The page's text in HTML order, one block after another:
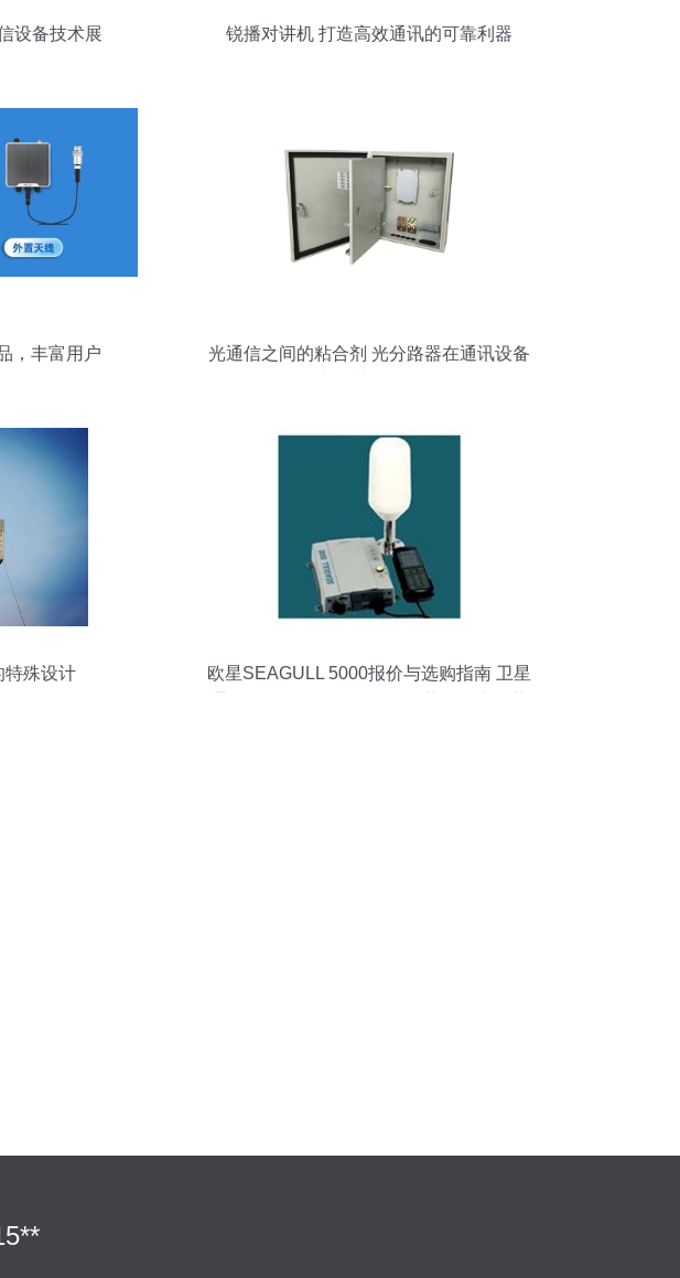
设备技术展
锐播对讲机 打造高效通讯的可靠利器
，丰富用户
光通信之间的粘合剂 光分路器在通讯设备
特殊设计
欧星SEAGULL 5000报价与选购指南 卫星